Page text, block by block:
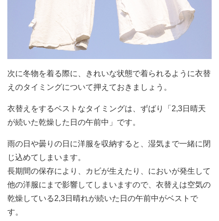
次に冬物を着る際に、きれいな状態で着られるように衣替
えのタイミングについて押えておきましょう。
衣替えをするベストなタイミングは、ずばり「2,3日晴天
が続いた乾燥した日の午前中」です。
雨の日や曇りの日に洋服を収納すると、湿気まで一緒に閉
じ込めてしまいます。
長期間の保存により、カビが生えたり、においが発生して
他の洋服にまで影響してしまいますので、衣替えは空気の
乾燥している2,3日晴れが続いた日の午前中がベストで
す。